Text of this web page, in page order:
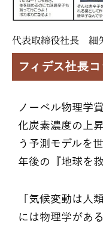
代表取締役社長 細
フィデス社長
ノーベル物理学
化炭素濃度の上
う予測モデルを
年後の『地球を
「気候変動は人
には物理学があ